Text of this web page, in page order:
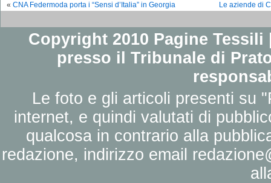
« CNA Federmoda porta i “Sensi d’Italia” in Georgia Le aziende di
Copyright 2010 Pagine
presso il Tribunale di
Le foto e gli articoli presenti su
internet, e quindi valutati di
qualcosa in contrario alla
redazione, indirizzo email